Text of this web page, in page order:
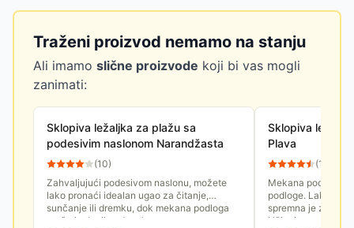
Traženi proizvod nemamo na stanju
Ali imamo slične proizvode koji bi vas mogli
zanimati:
Sklopiva ležaljka za plažu sa
podesivim naslonom Narandžasta
(10)
Zahvaljujući podesivom naslonu, možete
lako pronaći idealan ugao za čitanje,
sunčanje ili dremku, dok mekana podloga
pruža izolaciju od vrele...
Sklopiva
Plava
(13
Mekana podloga
podloge. Lako se
spremna je za
Uživajte u